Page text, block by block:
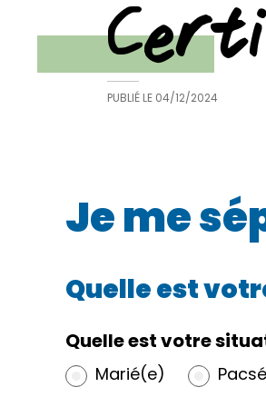
PUBLIÉ LE 04/12/2024
Je me
Quelle est
Quelle est votre
Marié(e)